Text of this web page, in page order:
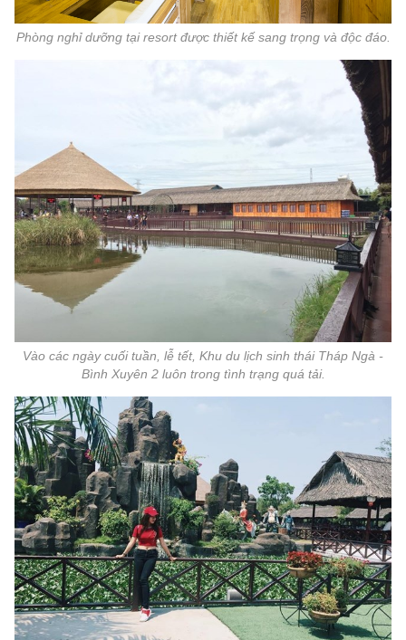
Phòng nghỉ dưỡng tại resort được thiết kế sang trọng và độc đáo.
Vào các ngày cuối tuần, lễ tết, Khu du lịch sinh thái Tháp Ngà -
Bình Xuyên 2 luôn trong tình trạng quá tải.